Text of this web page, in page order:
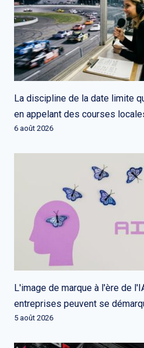
La discipline de la date limite
en appelant des courses
6 août 2026
L'image de marque à l'ère de
entreprises peuvent se
5 août 2026